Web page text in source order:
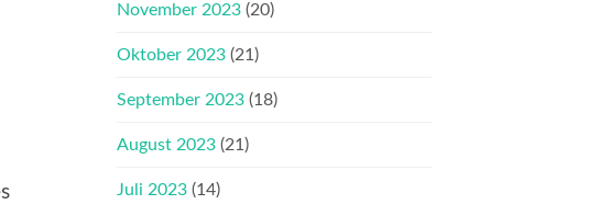
November 2023 (20)
Oktober 2023 (21)
September 2023 (18)
August 2023 (21)
Juli 2023 (14)